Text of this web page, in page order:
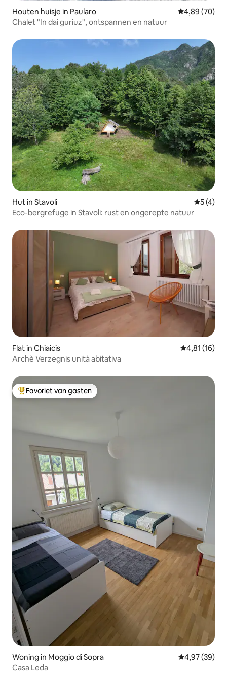
Houten huisje in Paularo Gemiddelde
4,89 (70)
Chalet "In dai guriuz", ontspannen en natuur
Hut in Stavoli
5 (4)
Eco-bergrefuge in Stavoli: rust en ongerepte natuur
Flat in Chiaicis Gemiddelde
4,81 (16)
Archè Verzegnis unità abitativa
Topfavoriet van gasten
Favoriet van gasten
Woning in Moggio di Sopra Gemiddelde
4,97 (39)
Casa Leda